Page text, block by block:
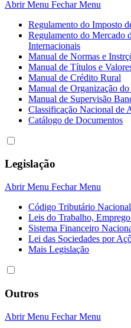
Abrir Menu Fechar Menu
Regulamento do Imposto
Regulamento do Mercado
Internacionais
Manual de Normas e
Manual de Títulos e
Manual de Crédito Rural
Manual de Organização
Manual de Supervisão
Classificação Nacional de
Catálogo de Documentos
Legislação
Abrir Menu Fechar Menu
Código Tributário
Leis do Trabalho,
Sistema Financeiro
Lei das Sociedades por
Mais Legislação
Outros
Abrir Menu Fechar Menu